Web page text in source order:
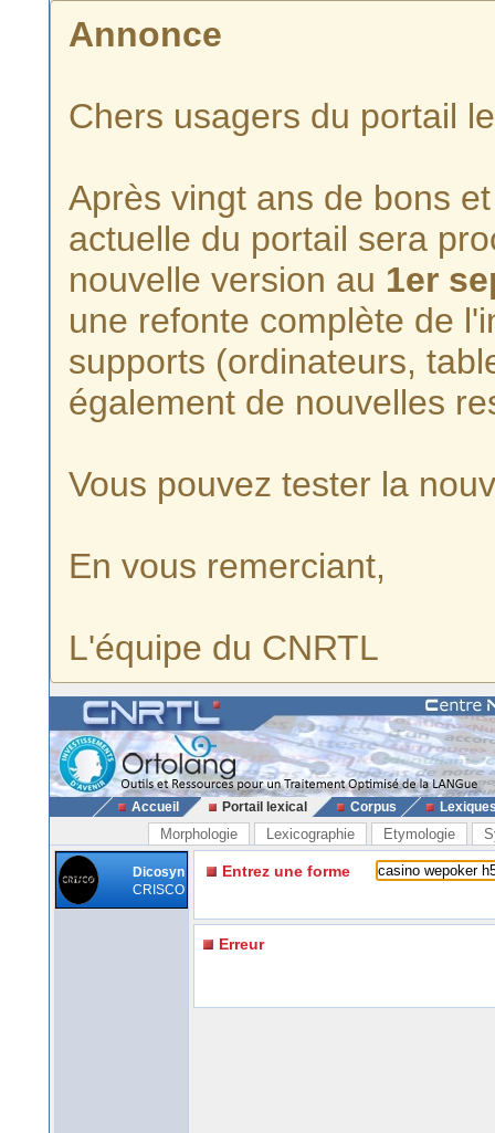
Annonce
Chers usagers du portail
Après vingt ans de bons
actuelle du portail sera
nouvelle version au 1er
une refonte complète de
supports (ordinateurs,
également de nouvelles
Vous pouvez tester la
En vous remerciant,
L'équipe du CNRTL
Accueil Portail lexical Corpus
Morphologie Lexicographie Etymologie
Dicosyn
CRISCO
Entrez une forme
Erreur